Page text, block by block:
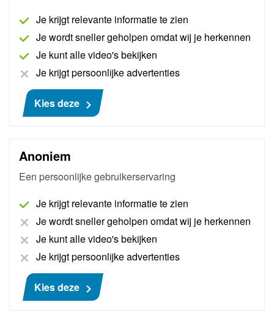
Je krijgt relevante informatie te zien
Je wordt sneller geholpen omdat wij je herkennen
Je kunt alle video's bekijken
Je krijgt persoonlijke advertenties
Kies deze
Anoniem
Een persoonlijke gebruikerservaring
Je krijgt relevante informatie te zien
Je wordt sneller geholpen omdat wij je herkennen
Je kunt alle video's bekijken
Je krijgt persoonlijke advertenties
Kies deze
60 minuten Pass Thru support.
€ 484
AutoNiveau Solutions Pro
Met AutoNiveau Solutions Pro beschik je direct over
een uitgebreide database vol technische